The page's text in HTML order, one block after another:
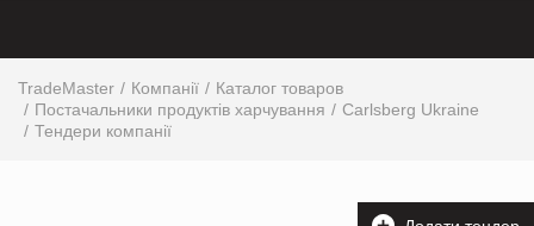
TradeMaster Компанії
Каталог товаров
Постачальники продуктів харчування
Carlsberg Ukraine
Тендери компанії